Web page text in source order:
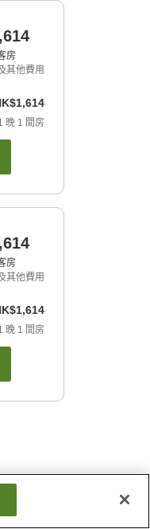
房
其他費用
晚 1 間房
房
其他費用
晚 1 間房